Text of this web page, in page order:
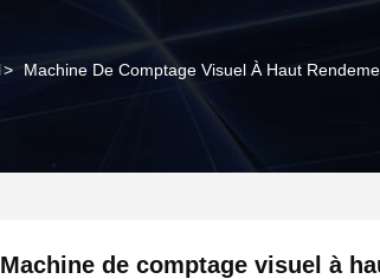
> Machine De Comptage Visuel À Haut
Machine de comptage visuel à